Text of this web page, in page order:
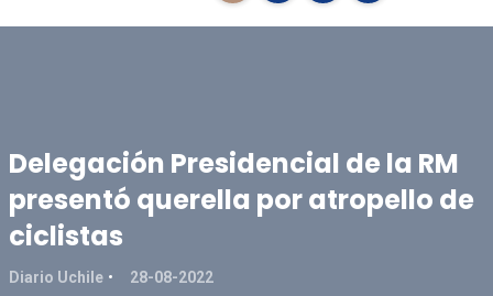
Delegación Presidencial de la RM
presentó querella por atropello de
ciclistas
Diario Uchile 28-08-2022